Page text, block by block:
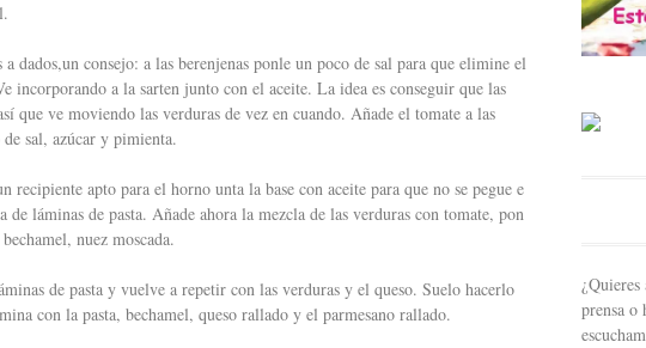
dados,un consejo: a las berenjenas ponle un poco de sal para que elimine el
incorporando a la sarten junto con el aceite. La idea es conseguir que las
que ve moviendo las verduras de vez en cuando. Añade el tomate a las
sal, azúcar y pimienta.
recipiente apto para el horno unta la base con aceite para que no se pegue e
de láminas de pasta. Añade ahora la mezcla de las verduras con tomate, pon
nuez moscada.
de pasta y vuelve a repetir con las verduras y el queso. Suelo hacerlo
con la pasta, bechamel, queso rallado y el parmesano rallado.
¿Quieres
prensa o